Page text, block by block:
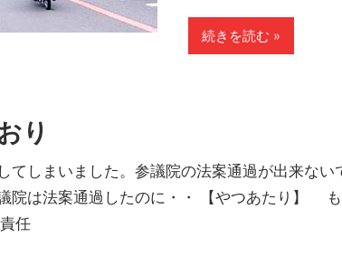
続きを読む
り
てしまいました。参議院の法案通過が出来ない
院は法案通過したのに・・ 【やつあたり】
任